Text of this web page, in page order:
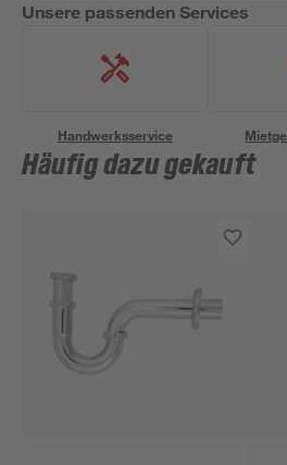
Unsere passenden Services
Handwerksservice
Häufig dazu gekauft